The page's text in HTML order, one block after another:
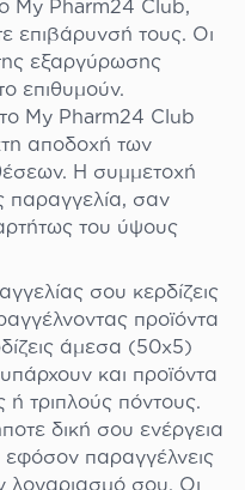
My Pharm24 Club,
επιβάρυνσή τους. Οι
εξαργύρωσης
επιθυμούν.
My Pharm24 Club
αποδοχή των
Η συμμετοχή
παραγγελία, σαν
του ύψους
σου κερδίζεις
προϊόντα
άμεσα (50x5)
και προϊόντα
ή τριπλούς πόντους.
δική σου ενέργεια
εφόσον παραγγέλνεις
λογαριασμό σου. Οι